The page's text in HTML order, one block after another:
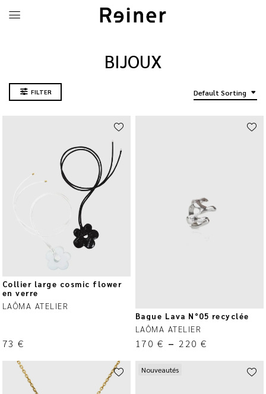
BIJOUX
FILTER Default Sorting
Collier large cosmic flower
en verre
LAÔMA ATELIER
73€
Bague Lava N°05 recyclée
LAÔMA ATELIER
170 € – 220€
Nouveautés